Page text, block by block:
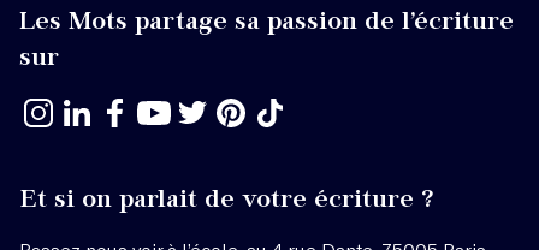
Les Mots partage sa passion de l’écriture
sur
Et si on parlait de votre écriture ?